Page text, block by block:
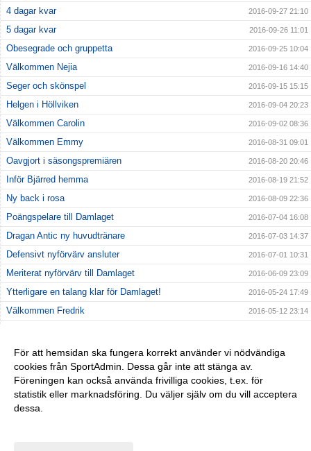
4 dagar kvar 2016-09-27 21:10
5 dagar kvar 2016-09-26 11:01
Obesegrade och gruppetta 2016-09-25 10:04
Välkommen Nejia 2016-09-16 14:40
Seger och skönspel 2016-09-15 15:15
Helgen i Höllviken 2016-09-04 20:23
Välkommen Carolin 2016-09-02 08:36
Välkommen Emmy 2016-08-31 09:01
Oavgjort i säsongspremiären 2016-08-20 20:46
Inför Bjärred hemma 2016-08-19 21:52
Ny back i rosa 2016-08-09 22:36
Poängspelare till Damlaget 2016-07-04 16:08
Dragan Antic ny huvudtränare 2016-07-03 14:37
Defensivt nyförvärv ansluter 2016-07-01 10:31
Meriterat nyförvärv till Damlaget 2016-06-09 23:09
Ytterligare en talang klar för Damlaget! 2016-05-24 17:49
Välkommen Fredrik 2016-05-12 23:14
Ung lovande talang klar för Damlaget 2016-05-01 23:20
Välkommen Anders 2016-04-21 23:23
Division 1 nästa!!! 2016-04-05 23:25
För att hemsidan ska fungera korrekt använder vi nödvändiga
cookies från SportAdmin. Dessa går inte att stänga av.
Föreningen kan också använda frivilliga cookies, t.ex. för
statistik eller marknadsföring. Du väljer själv om du vill acceptera
dessa.